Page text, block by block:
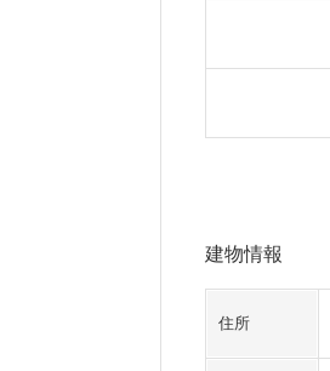
建物情報
住所